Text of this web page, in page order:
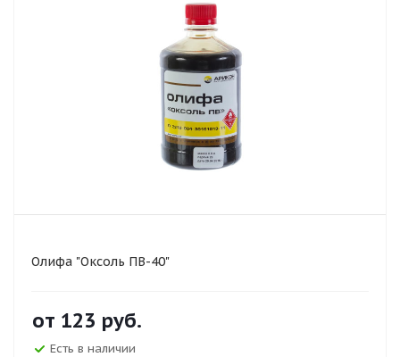
Олифа "Оксоль ПВ-40"
от 123 руб.
Есть в наличии